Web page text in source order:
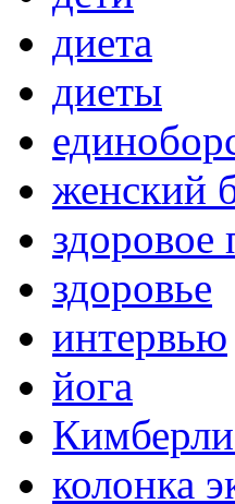
диета
диеты
женский
здоровое
здоровье
интервью
йога
колонка